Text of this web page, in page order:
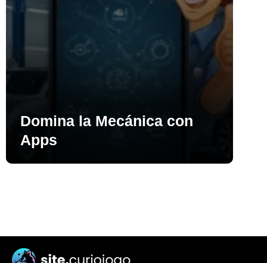
Domina la Mecánica con
Apps